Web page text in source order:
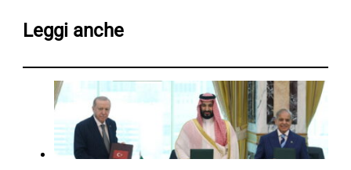
Leggi anche